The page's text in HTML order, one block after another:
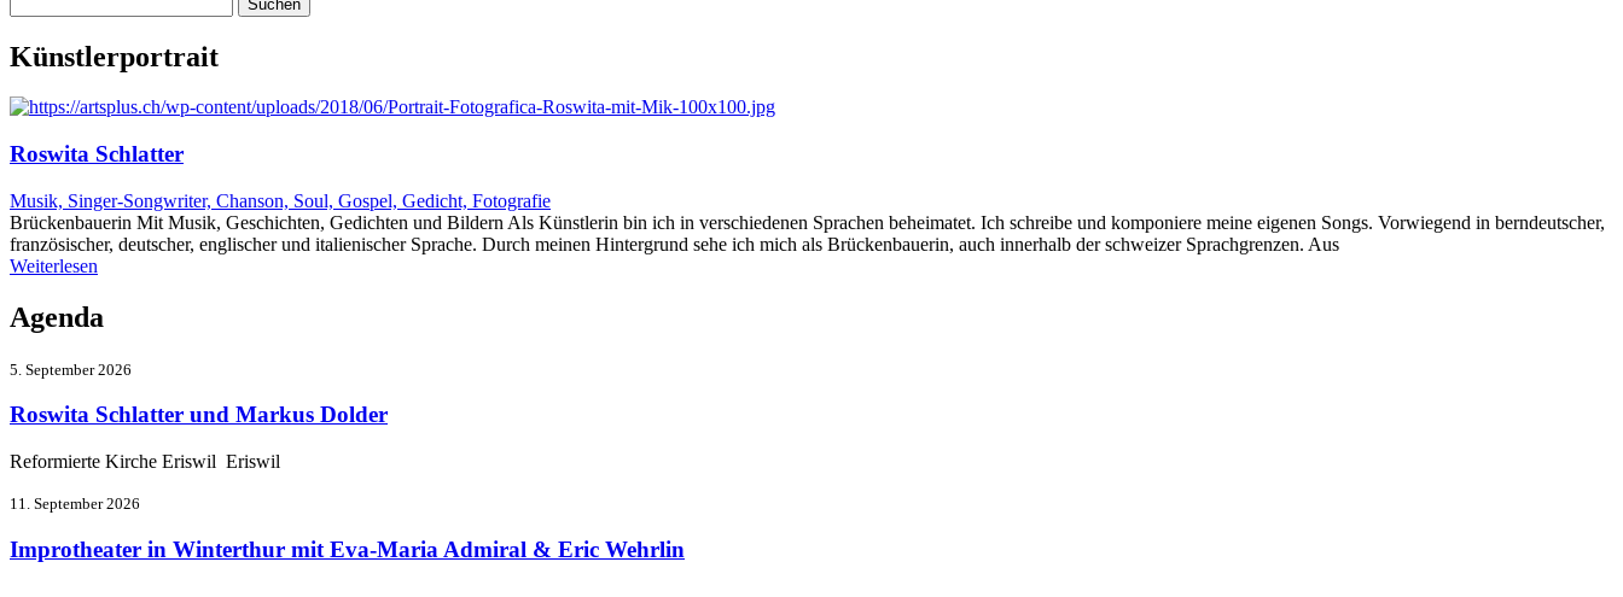
nach:
Künstlerportrait
Roswita Schlatter
Musik, Singer-Songwriter, Chanson, Soul, Gospel, Gedicht, Fotografie
Brückenbauerin Mit Musik, Geschichten, Gedichten und Bildern Als Künstlerin bin ich in verschiedenen Sprachen beheimatet. Ich schreibe und komponiere meine eigenen Songs. Vorwiegend in berndeutscher,
französischer, deutscher, englischer und italienischer Sprache. Durch meinen Hintergrund sehe ich mich als Brückenbauerin, auch innerhalb der schweizer Sprachgrenzen. Aus
Weiterlesen
Agenda
5. September 2026
Roswita Schlatter und Markus Dolder
Reformierte Kirche Eriswil Eriswil
11. September 2026
Improtheater in Winterthur mit Eva-Maria Admiral & Eric Wehrlin